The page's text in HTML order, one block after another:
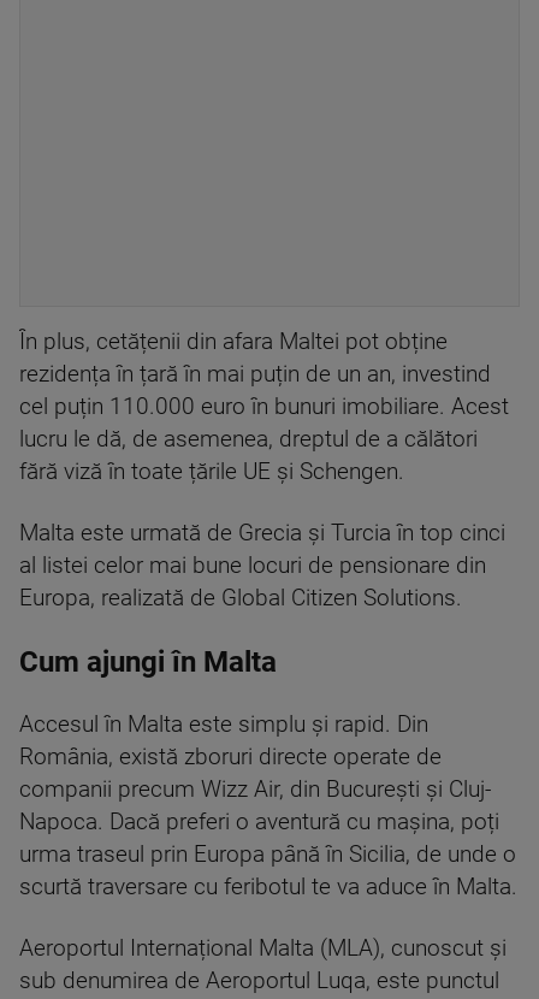
În plus, cetățenii din afara Maltei pot obține
rezidența în țară în mai puțin de un an, investind
cel puțin 110.000 euro în bunuri imobiliare. Acest
lucru le dă, de asemenea, dreptul de a călători
fără viză în toate țările UE și Schengen.
Malta este urmată de Grecia și Turcia în top cinci
al listei celor mai bune locuri de pensionare din
Europa, realizată de Global Citizen Solutions.
Cum ajungi în Malta
Accesul în Malta este simplu și rapid. Din
România, există zboruri directe operate de
companii precum Wizz Air, din București și Cluj-
Napoca. Dacă preferi o aventură cu mașina, poți
urma traseul prin Europa până în Sicilia, de unde o
scurtă traversare cu feribotul te va aduce în Malta.
Aeroportul Internațional Malta (MLA), cunoscut și
sub denumirea de Aeroportul Luqa, este punctul